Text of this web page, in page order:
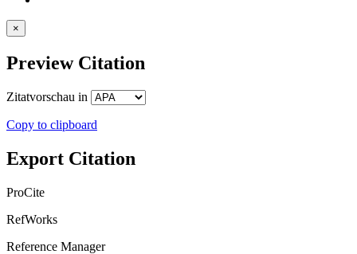
×
Preview Citation
Zitatvorschau in
Copy to clipboard
Export Citation
ProCite
RefWorks
Reference Manager